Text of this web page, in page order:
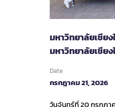
มหาวิทยาลัยเชีย
มหาวิทยาลัยเชีย
Date
กรกฎาคม 21, 2026
วันจันทร์ที่ 20 กรกฎา